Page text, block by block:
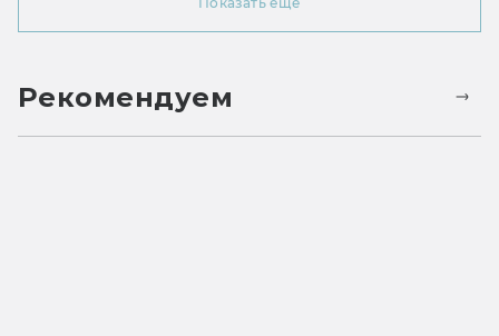
Рекомендуем